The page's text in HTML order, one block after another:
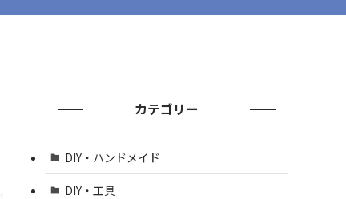
カテゴリー
DIY・ハンドメイド
DIY・工具